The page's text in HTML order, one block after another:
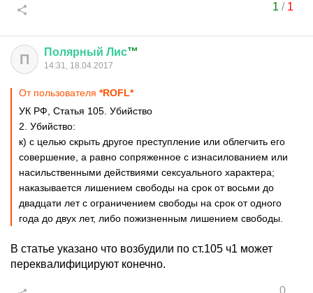
1 / 1
П Полярный Лис™
14:31, 18.04.2017
От пользователя *ROFL*
УК РФ, Статья 105. Убийство
2. Убийство:
к) с целью скрыть другое преступление или облегчить его
совершение, а равно сопряженное с изнасилованием или
насильственными действиями сексуального характера;
наказывается лишением свободы на срок от восьми до
двадцати лет с ограничением свободы на срок от одного
года до двух лет, либо пожизненным лишением свободы.
В статье указано что возбудили по ст.105 ч1 может
переквалифицируют конечно.
0